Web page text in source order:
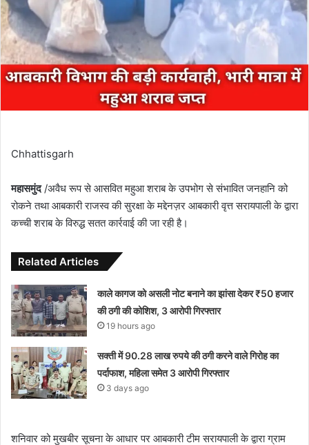
Chhattisgarh
महासमुंद/अवैध रूप से आसवित महुआ शराब के उपभोग से संभावित जनहानि को
रोकने तथा आबकारी राजस्व की सुरक्षा के मद्देनज़र आबकारी वृत्त सरायपाली के द्वारा
कच्ची शराब के विरुद्ध सतत कार्रवाई की जा रही है।
Related Articles
काले कागज को असली नोट बनाने का झांसा देकर ₹50 हजार
की ठगी की कोशिश, 3 आरोपी गिरफ्तार
19 hours ago
सक्ती में 90.28 लाख रुपये की ठगी करने वाले गिरोह का
पर्दाफाश, महिला समेत 3 आरोपी गिरफ्तार
3 days ago
शनिवार को मुखबीर सूचना के आधार पर आबकारी टीम सरायपाली के द्वारा ग्राम